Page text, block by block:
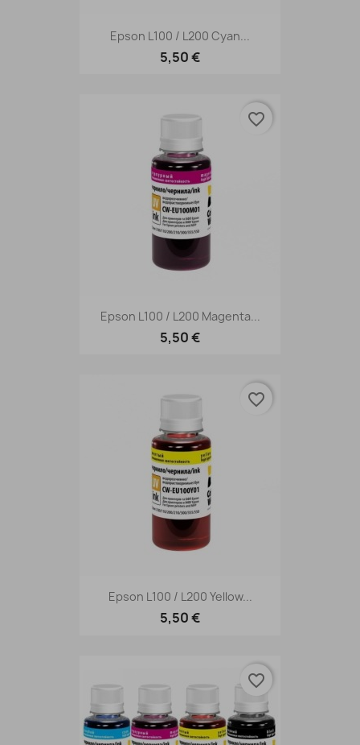
Epson L100 / L200 Cyan...
5,50 €
Epson L100 / L200 Magenta...
5,50 €
favorite_border
Epson L100 / L200 Yellow...
5,50 €
favorite_border
favorite_border